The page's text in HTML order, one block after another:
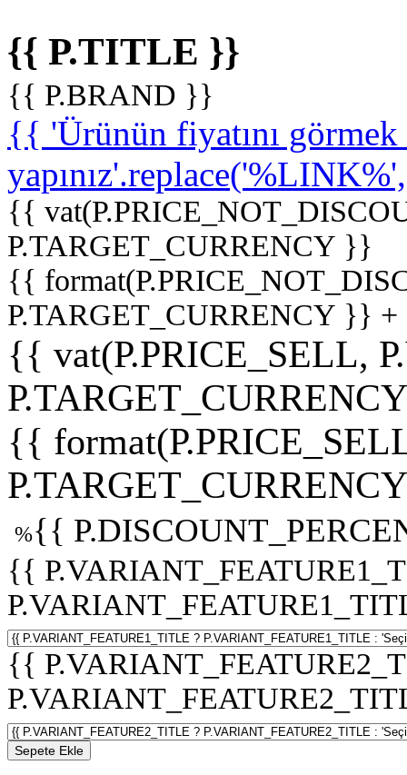
{{ P.TITLE }}
{{ P.BRAND }}
{{ 'Ürünün fiyatını
{{
P.TARGET_CURRENCY }}
{{
P.TARGET_CURRENCY }}
{{ vat(P.PRICE_SELL,
{{
%{{
{{
{{
Sepete Ekle